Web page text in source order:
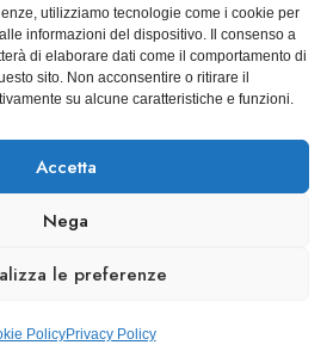
utilizziamo tecnologie come i cookie per
informazioni del dispositivo. Il consenso a
di elaborare dati come il comportamento di
sito. Non acconsentire o ritirare il
su alcune caratteristiche e funzioni.
Accetta
Nega
le preferenze
PolicyPrivacy Policy
22 10128
Torino
SCARICA